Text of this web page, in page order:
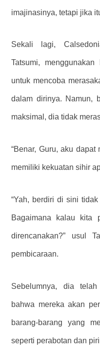
imajinasinya, tetapi jika
Sekali lagi,
Tatsumi,
untuk mencoba
dalam dirinya. Namun,
maksimal, dia tidak
“Benar, Guru, aku
memiliki kekuatan sihir
“Yah, berdiri di sini
Bagaimana kalau kita
direncanakan?” usul
pembicaraan.
Sebelumnya, dia
bahwa mereka akan
barang-barang yang
seperti perabotan dan